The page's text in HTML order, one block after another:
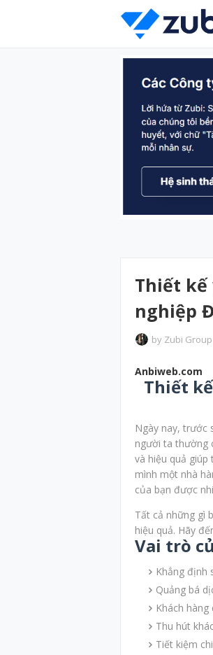
Thiết kế
nghiệp
by Zubi Group
Anbiweb.com
Thiết
Ngày nay, trước
người ta thường
và hiệu quả giúp
mình một nhà
của bạn được
Tất cả những gì
hiệu quả. Hãy
Vai trò
Khẳng định
Quảng bá
Khách
Thu hút
Tiết kiệm